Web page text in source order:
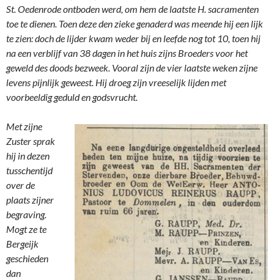
St. Oedenrode ontboden werd, om hem de laatste H. sacramenten
toe te dienen. Toen deze den zieke genaderd was meende hij een lijk
te zien: doch de lijder kwam weder bij en leefde nog tot 10, toen hij
na een verblijf van 38 dagen in het huis zijns Broeders voor het
geweld des doods bezweek. Vooral zijn de vier laatste weken zijne
levens pijnlijk geweest. Hij droeg zijn vreeselijk lijden met
voorbeeldig geduld en godsvrucht.
Met zijne
Zuster sprak
hij in dezen
tusschentijd
over de
plaats zijner
begraving.
Mogt ze te
Bergeijk
geschieden
dan